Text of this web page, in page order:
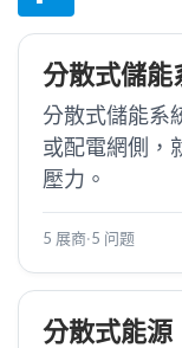
分散式儲能
分散式儲能系
或配電網側，
壓力。
5 展商·5 问题
分散式能源